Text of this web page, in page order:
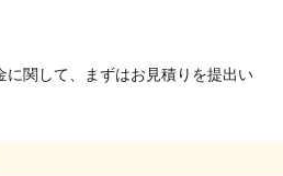
に関して、まずはお見積りを提出い